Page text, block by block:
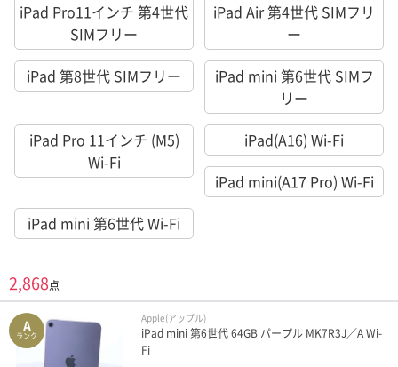
iPad Pro11インチ 第4世代
SIMフリー
iPad Air 第4世代 SIMフリ
ー
iPad 第8世代 SIMフリー
iPad mini 第6世代 SIMフ
リー
iPad Pro 11インチ (M5)
Wi-Fi
iPad(A16) Wi-Fi
iPad mini(A17 Pro) Wi-Fi
iPad mini 第6世代 Wi-Fi
2,868点
A
ランク
Apple(アップル)
iPad mini 第6世代 64GB パープル MK7R3J／A Wi-
Fi